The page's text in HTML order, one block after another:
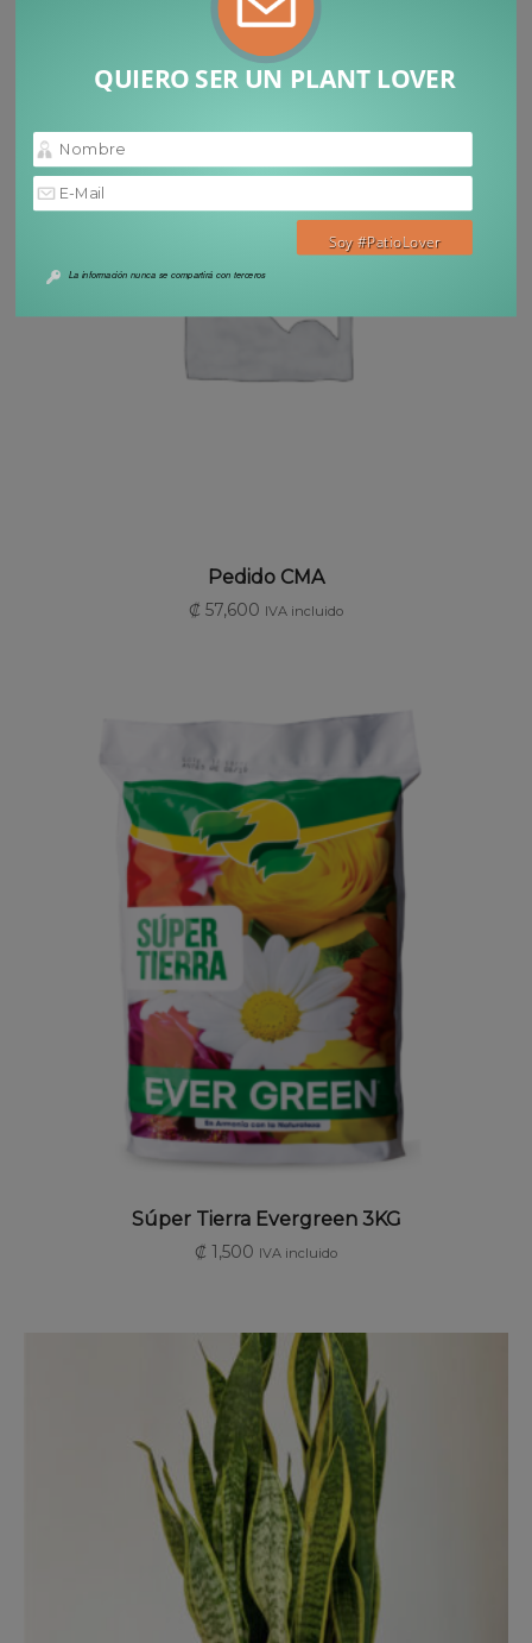
AÑADIR AL CARRITO
Pedido CMA
₡ 57,600 IVA incluido
AÑADIR AL CARRITO
Súper Tierra Evergreen 3KG
₡ 1,500 IVA incluido
QUIERO SER UN PLANT LOVER
La información nunca se compartirá con terceros